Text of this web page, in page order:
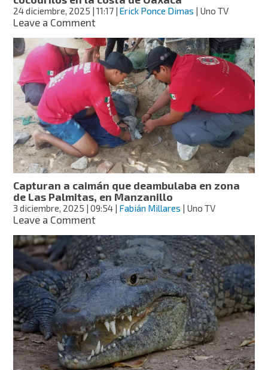
24 diciembre, 2025 | 11:17 |Erick Ponce Dimas | Uno TV
Leave a Commenton
lanza
alerta
por
presencia
de
cocodrilos
en
la
costa
de
Oaxaca
Capturan a caimán que deambulaba en zona
de Las Palmitas, en Manzanillo
3 diciembre, 2025 | 09:54 | Fabián Millares | Uno TV
Leave a Commenton
a
caimán
que
deambulaba
en
zona
de
Las
Palmitas,
en
Manzanillo